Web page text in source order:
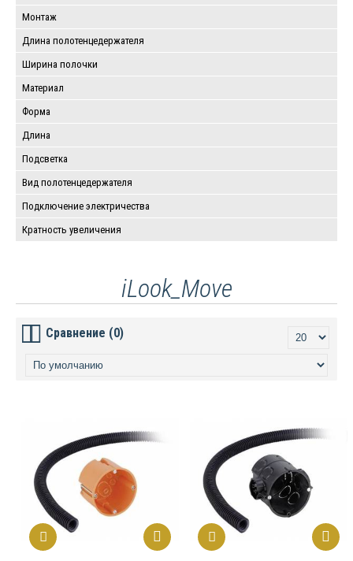
Монтаж
Длина полотенцедержателя
Ширина полочки
Материал
Форма
Длина
Подсветка
Вид полотенцедержателя
Подключение электричества
Кратность увеличения
iLook_Move
Сравнение (0)